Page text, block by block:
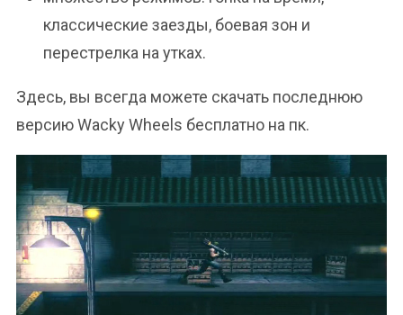
классические заезды, боевая зон и
перестрелка на утках.
Здесь, вы всегда можете скачать последнюю
версию Wacky Wheels бесплатно на пк.